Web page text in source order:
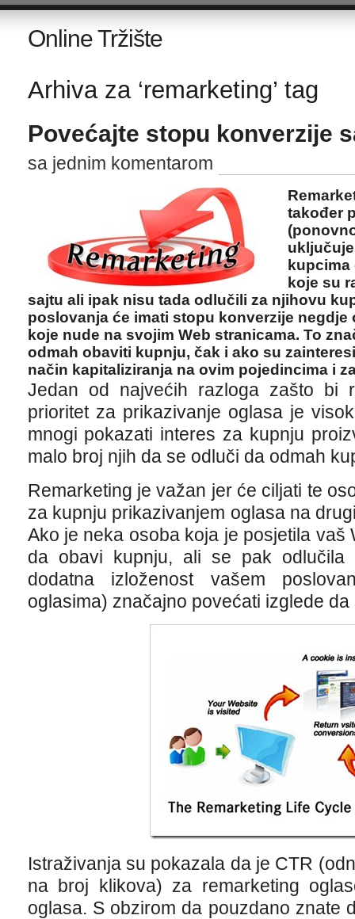
Online Tržište
Arhiva za ‘remarketing’ tag
Povećajte stopu konverzije
sa jednim komentarom
također
koje su
sajtu ali ipak nisu tada odlučili za njihovu
poslovanja će imati stopu konverzije negdje
koje nude na svojim Web stranicama. To
odmah obaviti kupnju, čak i ako su
način kapitaliziranja na ovim pojedincima i
Jedan od najvećih razloga zašto bi
prioritet za prikazivanje oglasa je
mnogi pokazati interes za kupnju
malo broj njih da se odluči da odmah
Remarketing je važan jer će ciljati te
za kupnju prikazivanjem oglasa na
Ako je neka osoba koja je posjetila vaš
da obavi kupnju, ali se pak
dodatna izloženost vašem
oglasima) značajno povećati izglede
Istraživanja su pokazala da je CTR
na broj klikova) za remarketing
oglasa. S obzirom da pouzdano znate